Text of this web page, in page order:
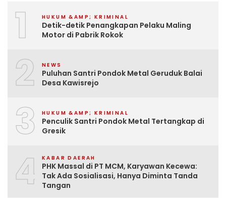
1 HUKUM &AMP; KRIMINAL
Detik-detik Penangkapan Pelaku Maling
Motor di Pabrik Rokok
2 NEWS
Puluhan Santri Pondok Metal Geruduk Balai
Desa Kawisrejo
3 HUKUM &AMP; KRIMINAL
Penculik Santri Pondok Metal Tertangkap di
Gresik
4 KABAR DAERAH
PHK Massal di PT MCM, Karyawan Kecewa:
Tak Ada Sosialisasi, Hanya Diminta Tanda
Tangan